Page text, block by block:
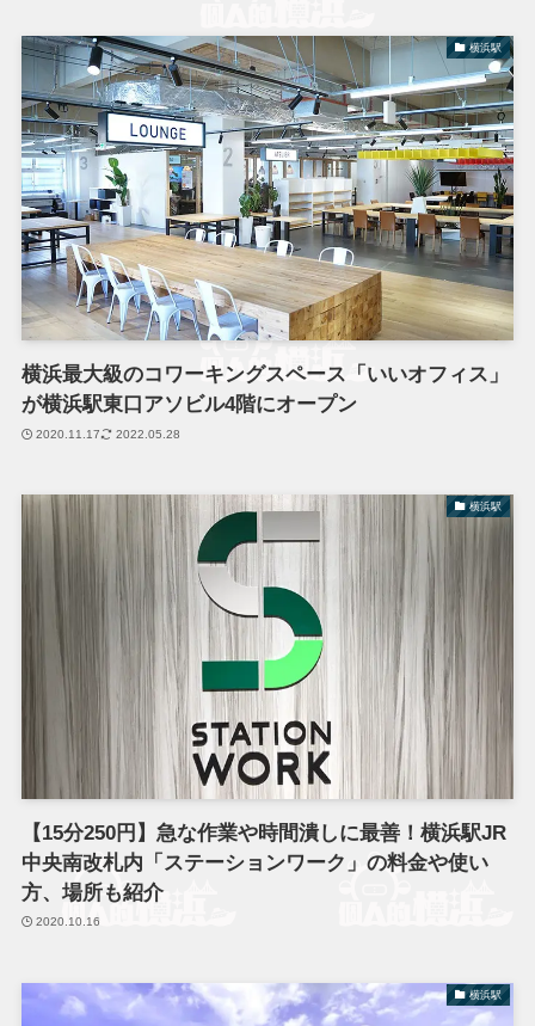
横浜駅
横浜最大級のコワーキングスペース「いいオフィス」
が横浜駅東口アソビル4階にオープン
2020.11.17 2022.05.28
横浜駅
【15分250円】急な作業や時間潰しに最善！横浜駅JR
中央南改札内「ステーションワーク」の料金や使い
方、場所も紹介
2020.10.16
横浜駅